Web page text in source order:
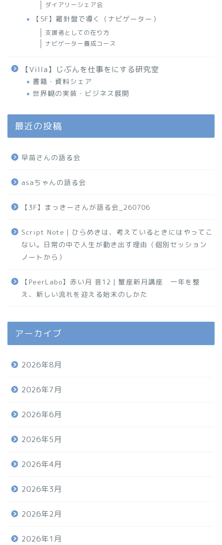
ダイアリーシェア会
【5F】羅針盤で導く（ナビゲーター）
支援者としての在り方
ナビゲーター養成コース
【Villa】じぶんを仕事をにする研究室
書籍・資料シェア
世界観の実装・ビジネス展開
最近の投稿
早苗さんの語る会
asaちゃんの語る会
【3F】まっきーさんが語る会_260706
Script Note｜ひらめきは、考えているときにはやってこ
ない。日常の中で人生が動き出す理由（個別セッション
ノートから）
【PeerLabo】赤い月 音12｜蟹座新月講座 一年を整
え、新しい流れを迎える始末のしかた
アーカイブ
2026年8月
2026年7月
2026年6月
2026年5月
2026年4月
2026年3月
2026年2月
2026年1月